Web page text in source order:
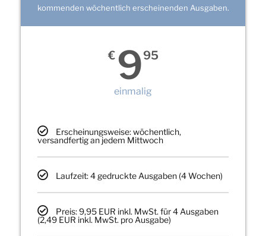
kommenden wöchentlich erscheinenden Ausgaben.
€ 995
einmalig
Erscheinungsweise: wöchentlich,
versandfertig an jedem Mittwoch
Laufzeit: 4 gedruckte Ausgaben (4 Wochen)
Preis: 9,95 EUR inkl. MwSt. für 4 Ausgaben
(2,49 EUR inkl. MwSt. pro Ausgabe)